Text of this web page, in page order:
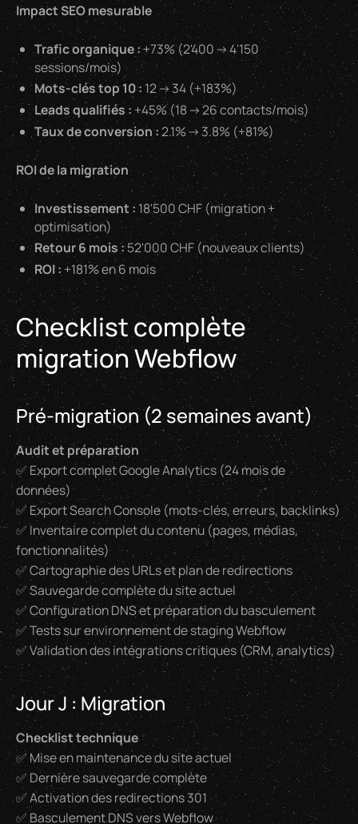
Impact SEO mesurable
Trafic organique :+73% (2'400 → 4'150
sessions/mois)
Mots-clés top 10 : 12 → 34 (+183%)
Leads qualifiés : +45% (18 → 26 contacts/mois)
Taux de conversion :2.1% → 3.8% (+81%)
ROI de la migration
Investissement :18'500 CHF (migration +
optimisation)
Retour 6 mois :52'000 CHF (nouveaux clients)
ROI :+181% en 6 mois
Checklist complète
migration Webflow
Pré-migration (2 semaines avant)
Audit et préparation
✅ Export complet Google Analytics (24 mois de
données)
✅ Export Search Console (mots-clés, erreurs, backlinks)
✅ Inventaire complet du contenu (pages, médias,
fonctionnalités)
✅ Cartographie des URLs et plan de redirections
✅ Sauvegarde complète du site actuel
✅ Configuration DNS et préparation du basculement
✅ Tests sur environnement de staging Webflow
✅ Validation des intégrations critiques (CRM, analytics)
Jour J : Migration
Checklist technique
✅ Mise en maintenance du site actuel
✅ Dernière sauvegarde complète
✅ Activation des redirections 301
✅ Basculement DNS vers Webflow